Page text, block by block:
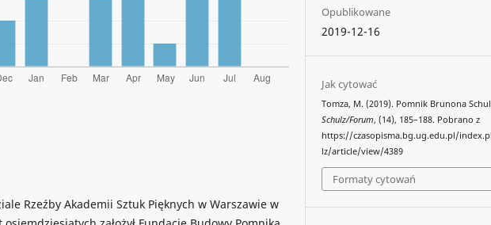
Rzeźby Akademii Sztuk Pięknych w Warszawie w
Opublikowane
2019-12-16
Jak cytować
Tomza, M. (2019). Pomnik Brunona
Schulz/Forum, (14), 185–188. Pobrano z
https://czasopisma.bg.ug.edu.pl/
lz/article/view/4389
Formaty cytowań